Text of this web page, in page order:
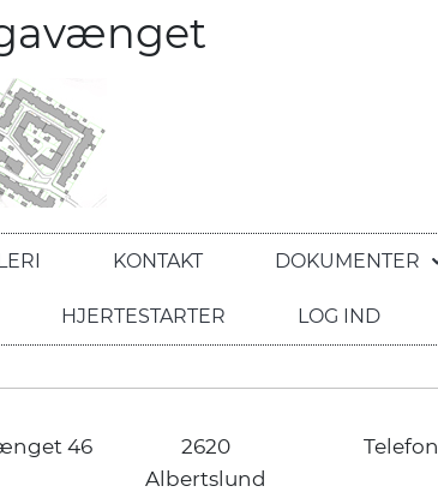
KONTAKT DOKUMENTER
HJERTESTARTER LOG IND
46
2620
Albertslund
Telefon